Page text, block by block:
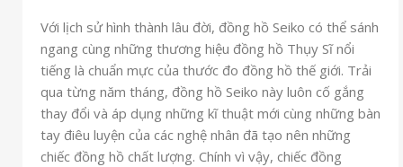
Với lịch sử hình thành lâu đời, đồng hồ Seiko có thể sánh
ngang cùng những thương hiệu đồng hồ Thụy Sĩ nổi
tiếng là chuẩn mực của thước đo đồng hồ thế giới. Trải
qua từng năm tháng, đồng hồ Seiko này luôn cố gắng
thay đổi và áp dụng những kĩ thuật mới cùng những bàn
tay điêu luyện của các nghệ nhân đã tạo nên những
chiếc đồng hồ chất lượng. Chính vì vậy, chiếc đồng